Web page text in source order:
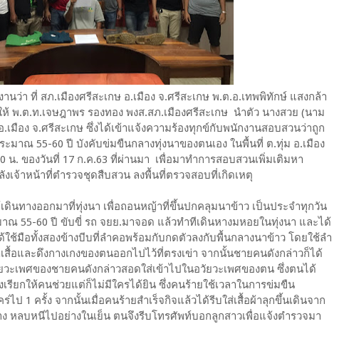
นว่า ที่ สภ.เมืองศรีสะเกษ อ.เมือง จ.ศรีสะเกษ พ.ต.อ.เทพพิทักษ์ แสงกล้า
ห้ พ.ต.ท.เจษฎาพร รองทอง พงส.สภ.เมืองศรีสะเกษ นำตัว นางสวย (นาม
มือง จ.ศรีสะเกษ ซึ่งได้เข้าแจ้งความร้องทุกข์กับพนักงานสอบสวนว่าถูก
มาณ 55-60 ปี บังคับข่มขืนกลางทุ่งนาของตนเอง ในพื้นที่ ต.ทุ่ม อ.เมือง
น. ของวันที่ 17 ก.ค.63 ที่ผ่านมา เพื่อมาทำการสอบสวนเพิ่มเติมหา
เจ้าหน้าที่ตำรวจชุดสืบสวน ลงพื้นที่ตรวจสอบที่เกิดเหตุ
เดินทางออกมาที่ทุ่งนา เพื่อถอนหญ้าที่ขึ้นปกคลุมนาข้าว เป็นประจำทุกวัน
ณ 55-60 ปี ขับขี่ รถ จยย.มาจอด แล้วทำทีเดินหางมหอยในทุ่งนา และได้
ช้มือทั้งสองข้างบีบที่ลำคอพร้อมกับกดตัวลงกับพื้นกลางนาข้าว โดยใช้ลำ
อและดึงกางเกงของตนออกไปไว้ที่ตรงเข่า จากนั้นชายคนดังกล่าวก็ได้
วะเพศของชายคนดังกล่าวสอดใส่เข้าไปในอวัยวะเพศของตน ซึ่งตนได้
ยกให้คนช่วยแต่ก็ไม่มีใครได้ยิน ซึ่งคนร้ายใช้เวลาในการข่มขืน
ไป 1 ครั้ง จากนั้นเมื่อคนร้ายสำเร็จกิจแล้วได้รีบใส่เสื้อผ้าลุกขึ้นเดินจาก
หลบหนีไปอย่างในเย็น ตนจึงรีบโทรศัพท์บอกลูกสาวเพื่อแจ้งตำรวจมา